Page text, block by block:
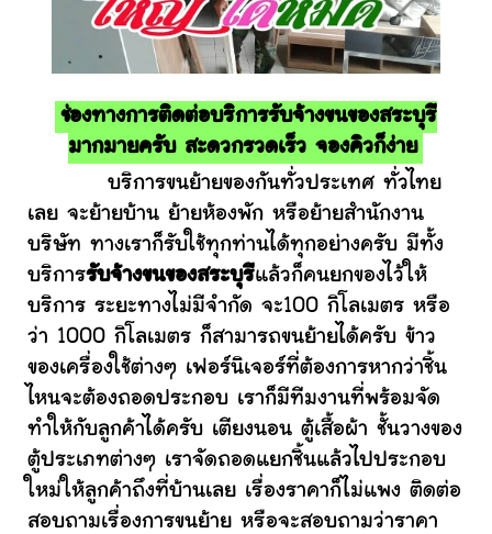
ช่องทางการติดต่อบริการรับจ้างขนของสระบุรี
มากมายครับ สะดวกรวดเร็ว จองคิวก็ง่าย
บริการขนย้ายของกันทั่วประเทศ ทั่วไทย
เลย จะย้ายบ้าน ย้ายห้องพัก หรือย้ายสำนักงาน
บริษัท ทางเราก็รับใช้ทุกท่านได้ทุกอย่างครับ มีทั้ง
บริการรับจ้างขนของสระบุรีแล้วก็คนยกของไว้ให้
บริการ ระยะทางไม่มีจำกัด จะ100 กิโลเมตร หรือ
ว่า 1000 กิโลเมตร ก็สามารถขนย้ายได้ครับ ข้าว
ของเครื่องใช้ต่างๆ เฟอร์นิเจอร์ที่ต้องการหากว่าชิ้น
ไหนจะต้องถอดประกอบ เราก็มีทีมงานที่พร้อมจัด
ทำให้กับลูกค้าได้ครับ เตียงนอน ตู้เสื้อผ้า ชั้นวางของ
ตู้ประเภทต่างๆ เราจัดถอดแยกชิ้นแล้วไปประกอบ
ใหม่ให้ลูกค้าถึงที่บ้านเลย เรื่องราคาก็ไม่แพง ติดต่อ
สอบถามเรื่องการขนย้าย หรือจะสอบถามว่าราคา